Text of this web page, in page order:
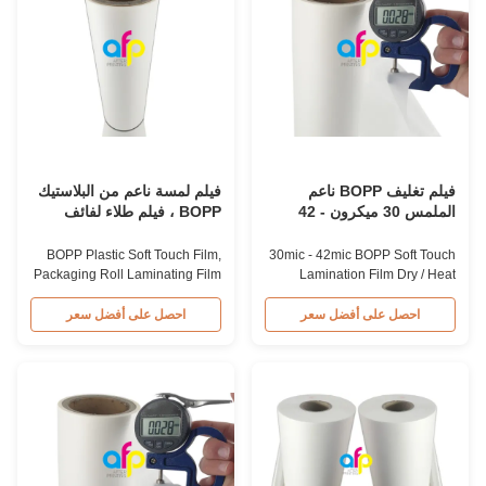
properties. Item Matte Soft
Touch Hot ...
high-end book covers, providing
فيلم تغليف BOPP ناعم
الملمس 30 ميكرون - 42
الرطب / الحراري
30mic - 42mic BOPP Soft Touch
Lamination Film Dry / Heat
BOPP+EVA Soft Touch Thermal
Lamination Film For Dry/Heat
Touch Hot Lamination Film
Material BOPP + EVA Roll Width
180mm to 1000mm Thickness
30micron (18+12) Roll Length ...
احصل على أفضل سعر
فيلم لمسة ناعم من البلاستيك
BOPP ، فيلم طلاء لفائف
BOPP Plastic Soft Touch Film,
Packaging Roll Laminating Film
Touch Lamination Film is coated
with high-quality hot melt
applications such as high-end
book covers. This film provides
an exceptional velvet-like
texture to ...
احصل على أفضل سعر